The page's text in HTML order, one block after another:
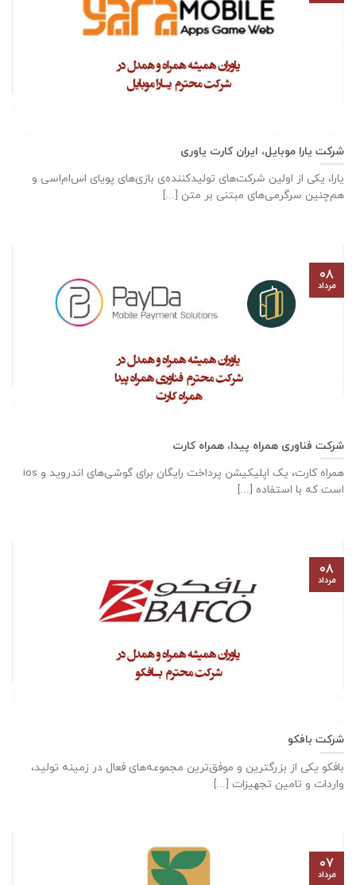
شرکت یارا موبایل، ایران کارت یاوری
یارا، یکی از اولین شرکت‌های تولیدکننده‌ی بازی‌های پویای اس‌ام‌اسی و
هم‌چنین سرگرمی‌های مبتنی بر متن [...]
شرکت فناوری همراه پیدا، همراه کارت
همراه کارت، یک اپلیکیشن پرداخت رایگان برای گوشی‌های اندروید و ios
است که با استفاده [...]
۰۸
مرداد
شرکت بافکو
بافکو یکی از بزرگترین و موفق‌ترین مجموعه‌های فعال در زمینه تولید،
واردات و تامین تجهیزات [...]
۰۸
مرداد
۰۷
مرداد